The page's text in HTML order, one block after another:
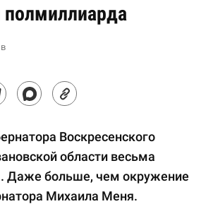
полмиллиарда
Воскресенского
области весьма
Даже больше, чем окружение
Михаила Меня.